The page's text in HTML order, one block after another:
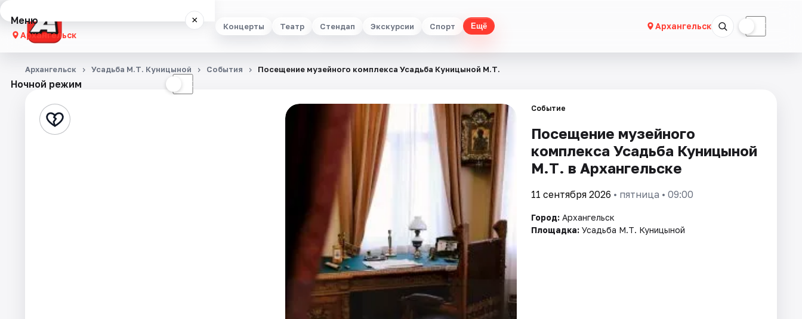
Концерты Театр Стендап Экскурсии Спорт Ещё Архангельск ☾
Меню ×
Архангельск
Концерты
Стендап
Ночной режим ☾
Архангельск Усадьба М.Т. Куницыной События Посещение музейного комплекса Усадьба Куницыной М.Т.
Событие
Посещение музейного
комплекса Усадьба Куницыной
М.Т. в Архангельске
11 сентября 2026 • пятница • 09:00
Город: Архангельск
Площадка: Усадьба М.Т. Куницыной